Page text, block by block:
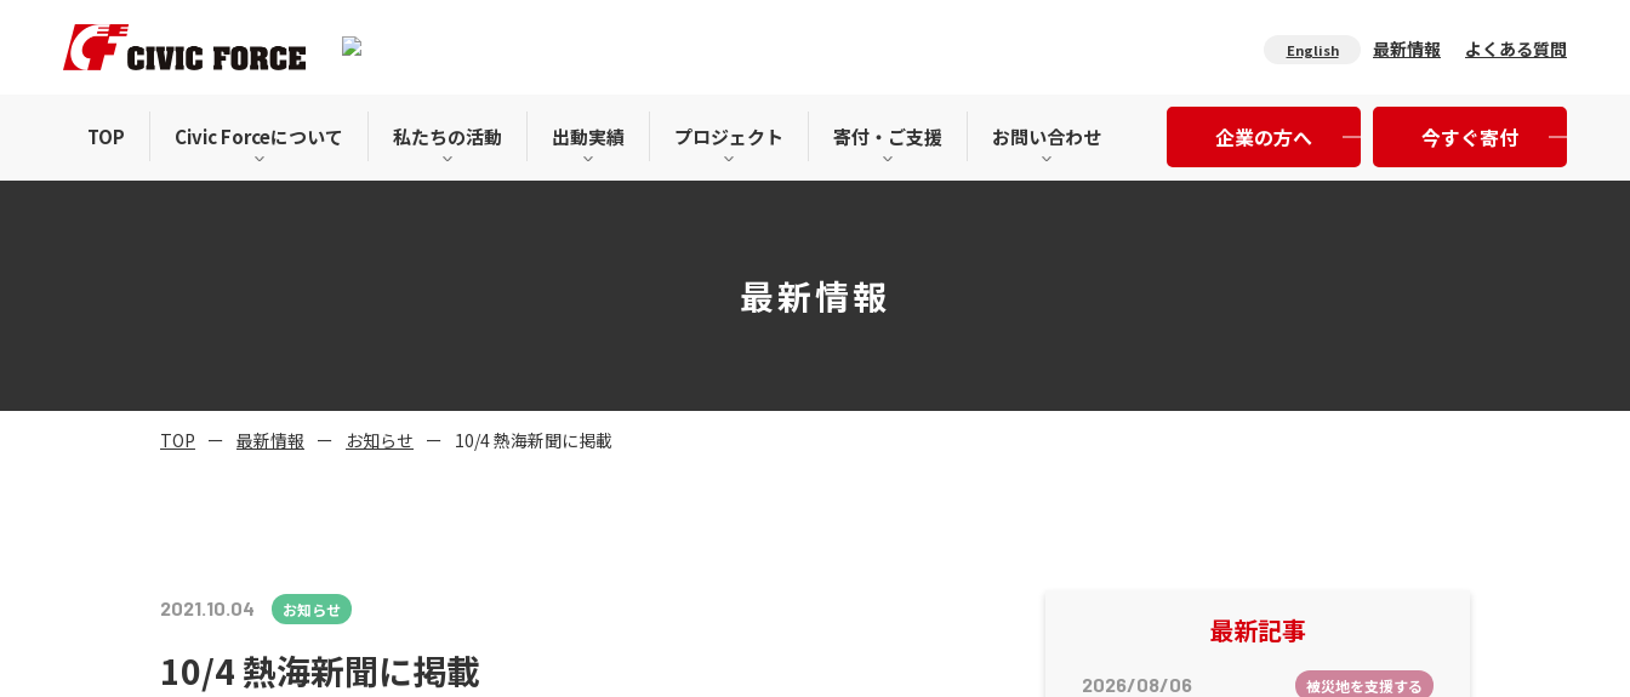
最新情報 よくある質問
English
TOP Civic Forceについて 私たちの活動 出動実績 プロジェクト 寄付・ご支援 お問い合わせ 企業の方へ 今すぐ寄付
最新情報
TOP 最新情報 お知らせ 10/4 熱海新聞に掲載
2021.10.04 お知らせ
10/4 熱海新聞に掲載
最新記事
2026/08/06 被災地を支援する